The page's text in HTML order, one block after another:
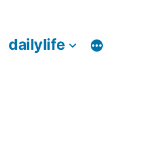
dailylife